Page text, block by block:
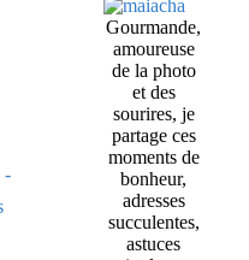
Gourmande,
amoureuse
de la photo
et des
sourires, je
partage ces
moments de
bonheur,
adresses
succulentes,
astuces